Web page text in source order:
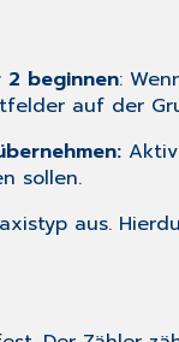
2 beginnen:
auf der
sollen.
aus.